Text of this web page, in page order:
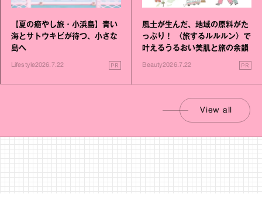
【夏の癒やし旅・小浜島】青い
海とサトウキビが待つ、小さな
島へ
Lifestyle2026.7.22 PR
風土が生んだ、地域の原料がた
っぷり！ 〈旅するルルルン〉で
叶えるうるおい美肌と旅の余韻
Beauty2026.7.22 PR
View all